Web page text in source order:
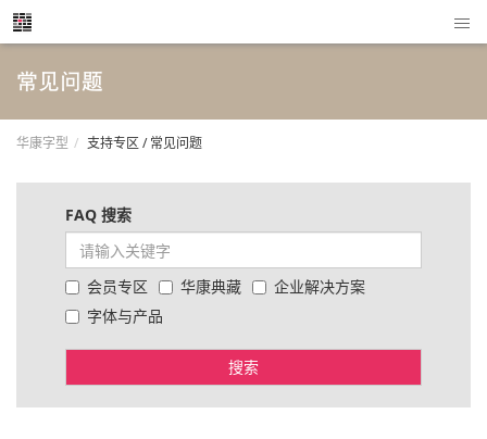
常见问题
华康字型 支持专区 / 常见问题
FAQ 搜索
会员专区 华康典藏
企业解决方案
字体与产品
搜索